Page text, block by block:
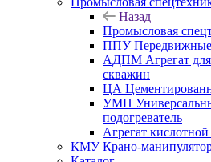
Назад
Промысловая
ППУ Передвижные
АДПМ Агрегат для
скважин
ЦА
УМП
подогреватель
Агрегат
КМУ Крано-